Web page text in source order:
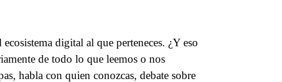
digital al que perteneces. ¿Y eso
de todo lo que leemos o nos
habla con quien conozcas, debate sobre